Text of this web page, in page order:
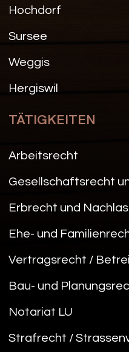
Hochdorf
Sursee
Weggis
Hergiswil
TÄTIGKEITEN
Arbeitsrecht
Gesellschaftsrecht
Erbrecht und
Ehe- und
Vertragsrecht /
Bau- und
Notariat LU
Strafrecht /